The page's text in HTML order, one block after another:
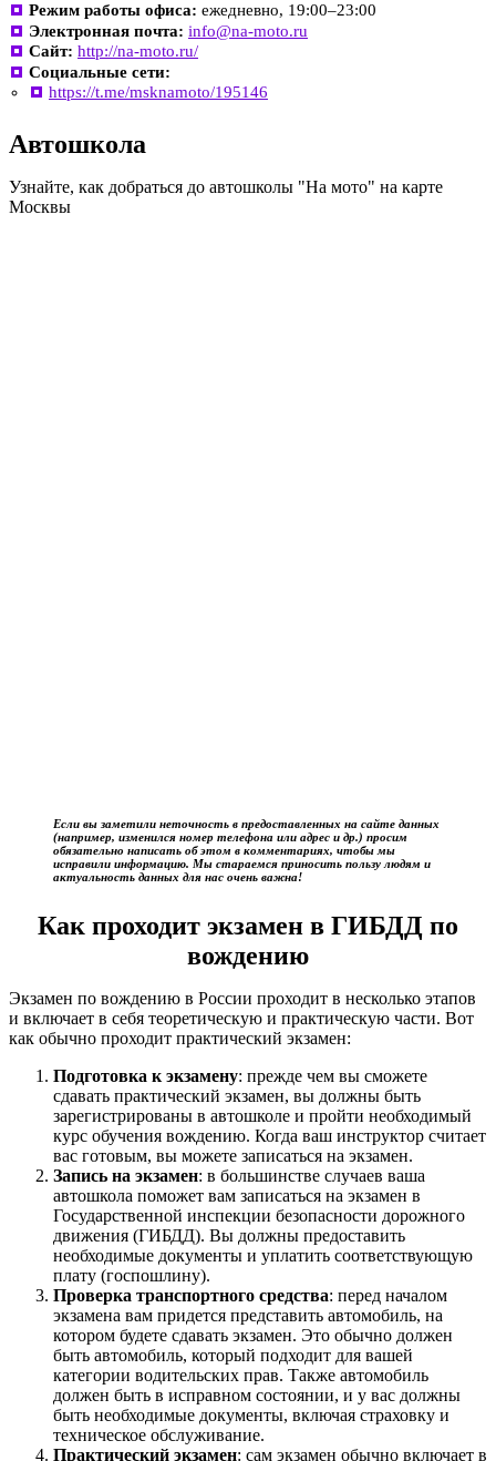
Режим работы офиса: ежедневно, 19:00–23:00
Электронная почта: info@na-moto.ru
Сайт: http://na-moto.ru/
Социальные сети:
https://t.me/msknamoto/195146
Автошкола
Узнайте, как добраться до автошколы "На мото" на карте
Москвы
Если вы заметили неточность в предоставленных на сайте данных
(например, изменился номер телефона или адрес и др.) просим
обязательно написать об этом в комментариях, чтобы мы
исправили информацию. Мы стараемся приносить пользу людям и
актуальность данных для нас очень важна!
Как проходит экзамен в ГИБДД по
вождению
Экзамен по вождению в России проходит в несколько этапов
и включает в себя теоретическую и практическую части. Вот
как обычно проходит практический экзамен:
Подготовка к экзамену: прежде чем вы сможете
сдавать практический экзамен, вы должны быть
зарегистрированы в автошколе и пройти необходимый
курс обучения вождению. Когда ваш инструктор считает
вас готовым, вы можете записаться на экзамен.
Запись на экзамен: в большинстве случаев ваша
автошкола поможет вам записаться на экзамен в
Государственной инспекции безопасности дорожного
движения (ГИБДД). Вы должны предоставить
необходимые документы и уплатить соответствующую
плату (госпошлину).
Проверка транспортного средства: перед началом
экзамена вам придется представить автомобиль, на
котором будете сдавать экзамен. Это обычно должен
быть автомобиль, который подходит для вашей
категории водительских прав. Также автомобиль
должен быть в исправном состоянии, и у вас должны
быть необходимые документы, включая страховку и
техническое обслуживание.
Практический экзамен: сам экзамен обычно включает в